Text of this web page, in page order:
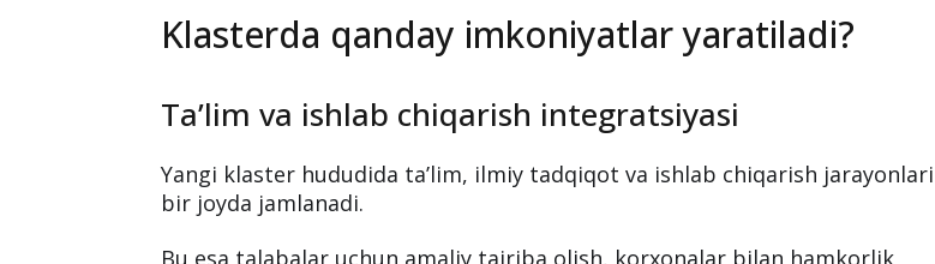
Mendeleyev nomidagi Rossiya kimyo-texnologiya universitetining
Toshkent filiali.
Mazkur o‘zgarish talabalar va professor-o‘qituvchilar uchun zamonaviy ilmiy
infratuzilmadan foydalanish imkoniyatini yaratadi.
Klasterda qanday imkoniyatlar yaratiladi?